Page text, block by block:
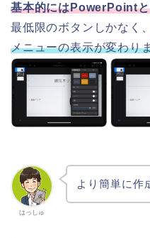
基本的にはPowerPoint
最低限のボタンしかなく、
メニューの表示が変わり
はっしゅ
より簡単に作